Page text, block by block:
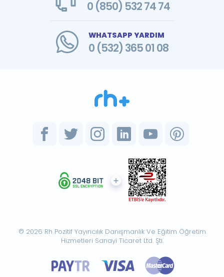
0 (850) 532 74 74
WHATSAPP YARDIM
0 (532) 365 01 08
© 2026 Rh Pozitif Yayıncılık Danışmanlık Ve Eğitim Öğretim
Hizmetleri Sanayi Ticaret Ltd. Şti.